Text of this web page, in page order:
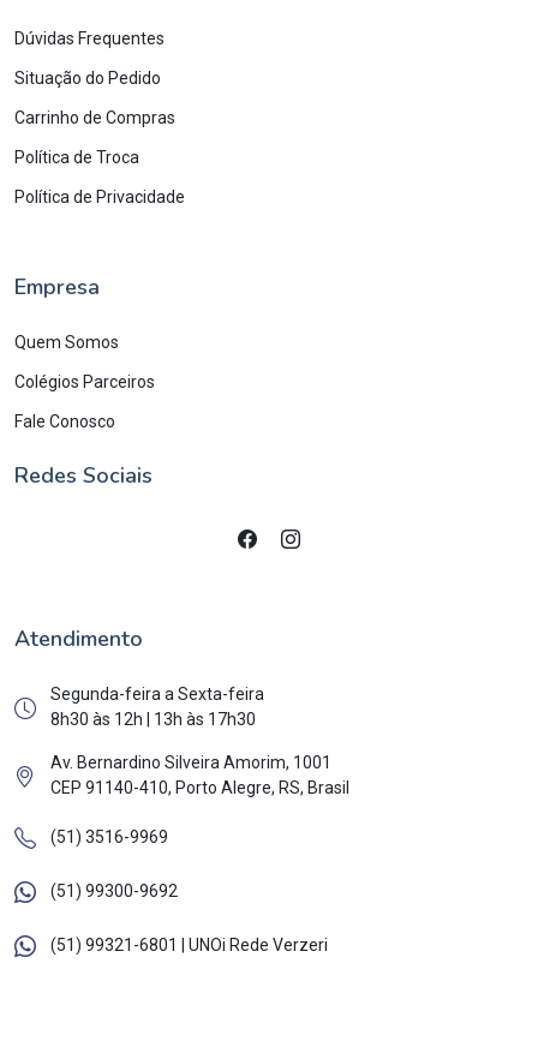
Dúvidas Frequentes
Situação do Pedido
Carrinho de Compras
Política de Troca
Política de Privacidade
Empresa
Quem Somos
Colégios Parceiros
Fale Conosco
Redes Sociais
Atendimento
Segunda-feira a Sexta-feira
8h30 às 12h | 13h às 17h30
Av. Bernardino Silveira Amorim, 1001
CEP 91140-410, Porto Alegre, RS, Brasil
(51) 3516-9969
(51) 99300-9692
(51) 99321-6801 | UNOi Rede Verzeri